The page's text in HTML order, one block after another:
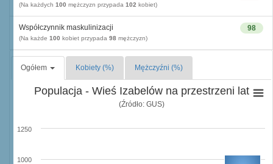
(Na każdych 100 mężczyzn przypada 102 kobiet)
98
Współczynnik maskulinizacji
(Na każde 100 kobiet przypada 98 mężczyzn)
Ogółem Kobiety (%) Mężczyźni (%)
Populacja - Wieś Izabelów na przestrzeni lat
(Źródło: GUS)
1000
1250